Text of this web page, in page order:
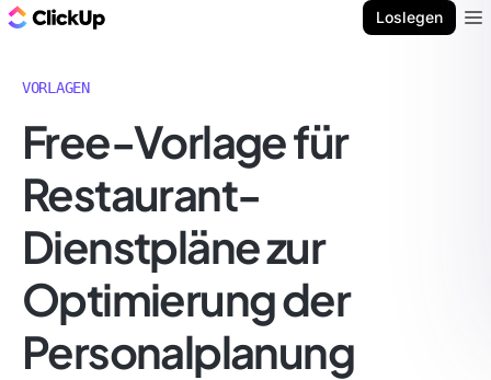
Loslegen
VORLAGEN
Free-Vorlage für
Restaurant-
Dienstpläne zur
Optimierung der
Personalplanung